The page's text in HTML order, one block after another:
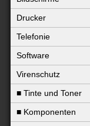
Drucker
Telefonie
Software
Virenschutz
■ Tinte und Toner
■ Komponenten